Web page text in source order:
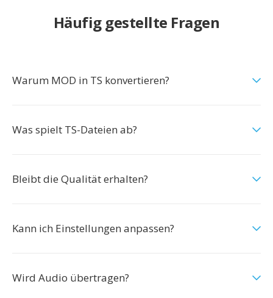
Häufig gestellte Fragen
Warum MOD in TS konvertieren?
Was spielt TS-Dateien ab?
Bleibt die Qualität erhalten?
Kann ich Einstellungen anpassen?
Wird Audio übertragen?